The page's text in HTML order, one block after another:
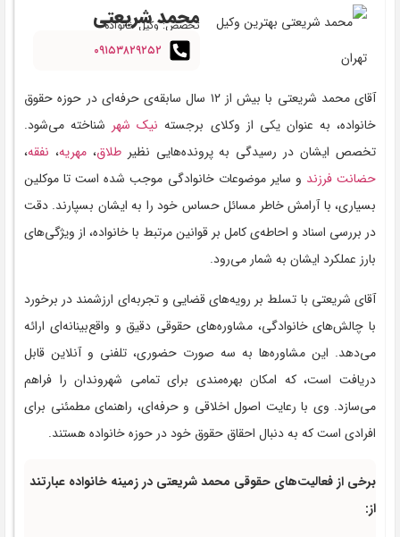
محمد شریعتی
تخصص: وکیل خانواده
۰۹۱۵۳۸۲۹۲۵۲
آقای محمد شریعتی با بیش از ۱۲ سال سابقه‌ی حرفه‌ای در حوزه حقوق
خانواده، به عنوان یکی از وکلای برجسته نیک‌ شهر شناخته می‌شود.
تخصص ایشان در رسیدگی به پرونده‌هایی نظیرطلاق،مهریه، نفقه،
حضانت فرزند و سایر موضوعات خانوادگی موجب شده است تا موکلین
بسیاری، با آرامش خاطر مسائل حساس خود را به ایشان بسپارند. دقت
در بررسی اسناد و احاطه‌ی کامل بر قوانین مرتبط با خانواده، از ویژگی‌های
بارز عملکرد ایشان به شمار می‌رود.
آقای شریعتی با تسلط بر رویه‌های قضایی و تجربه‌ای ارزشمند در برخورد
با چالش‌های خانوادگی، مشاوره‌های حقوقی دقیق و واقع‌بینانه‌ای ارائه
می‌دهد. این مشاوره‌ها به سه صورت حضوری، تلفنی و آنلاین قابل
دریافت است، که امکان بهره‌مندی برای تمامی شهروندان را فراهم
می‌سازد. وی با رعایت اصول اخلاقی و حرفه‌ای، راهنمای مطمئنی برای
افرادی است که به دنبال احقاق حقوق خود در حوزه خانواده هستند.
برخی از فعالیت‌های حقوقی محمد شریعتی در زمینه خانواده عبارتند
از: